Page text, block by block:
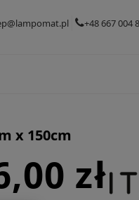
+48 667 004
x 150cm
zł